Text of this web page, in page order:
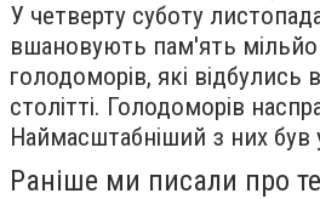
У четверту суботу
вшановують пам'ять
голодоморів, які відбулись
столітті. Голодоморів
Наймасштабніший з них був
Раніше ми писали про